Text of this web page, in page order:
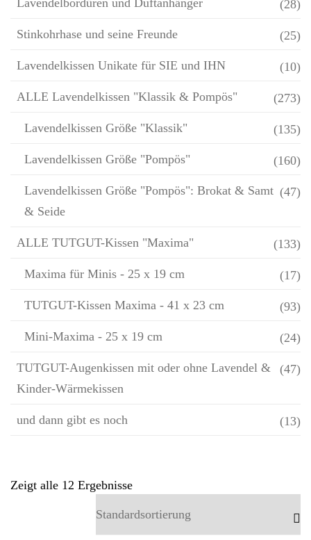
Lavendelbordüren und Duftanhänger (28)
Stinkohrhase und seine Freunde (25)
Lavendelkissen Unikate für SIE und IHN (10)
ALLE Lavendelkissen "Klassik & Pompös" (273)
Lavendelkissen Größe "Klassik" (135)
Lavendelkissen Größe "Pompös" (160)
Lavendelkissen Größe "Pompös": Brokat & Samt
& Seide
(47)
ALLE TUTGUT-Kissen "Maxima" (133)
Maxima für Minis - 25 x 19 cm (17)
TUTGUT-Kissen Maxima - 41 x 23 cm (93)
Mini-Maxima - 25 x 19 cm (24)
TUTGUT-Augenkissen mit oder ohne Lavendel &
Kinder-Wärmekissen
(47)
und dann gibt es noch (13)
Zeigt alle 12 Ergebnisse